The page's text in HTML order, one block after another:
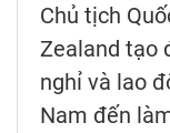
Chủ tịch
Zealand tạo
nghỉ và lao
Nam đến